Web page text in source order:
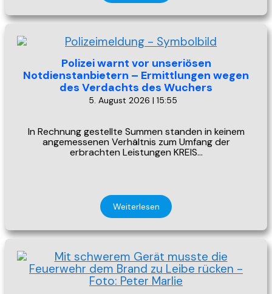
Polizei warnt vor unseriösen
Notdienstanbietern – Ermittlungen wegen
des Verdachts des Wuchers
5. August 2026 | 15:55
In Rechnung gestellte Summen standen in keinem
angemessenen Verhältnis zum Umfang der
erbrachten Leistungen KREIS…
Weiterlesen